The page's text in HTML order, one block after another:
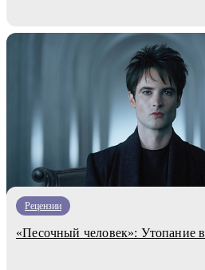
Рецензии
«Песочный человек»: Утопание